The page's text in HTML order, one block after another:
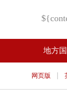
地方
网页版 |